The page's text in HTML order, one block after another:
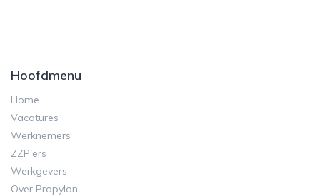
Hoofdmenu
Home
Vacatures
Werknemers
ZZP'ers
Werkgevers
Over Propylon